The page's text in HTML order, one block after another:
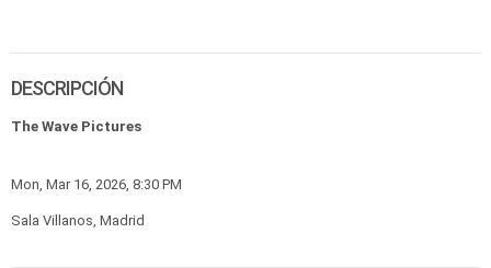
DESCRIPCIÓN
The Wave Pictures
Mon, Mar 16, 2026, 8:30 PM
Sala Villanos, Madrid